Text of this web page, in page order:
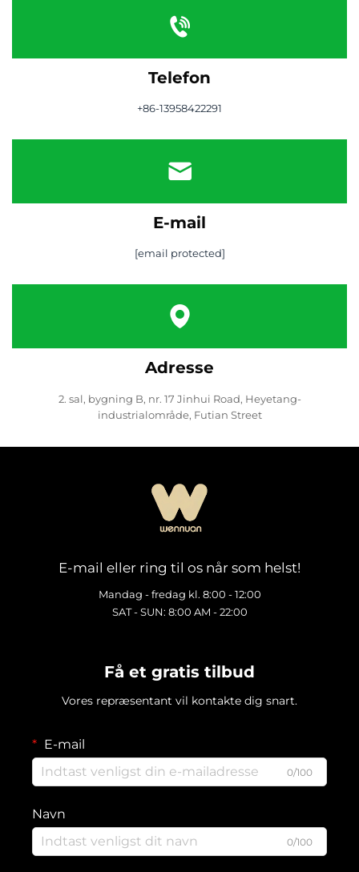
Telefon
+86-13958422291
E-mail
[email protected]
Adresse
2. sal, bygning B, nr. 17 Jinhui Road, Heyetang-
industrialområde, Futian Street
E-mail eller ring til os når som helst!
Mandag - fredag kl. 8:00 - 12:00
SAT - SUN: 8:00 AM - 22:00
Få et gratis tilbud
Vores repræsentant vil kontakte dig snart.
E-mail
0/100
Navn
0/100